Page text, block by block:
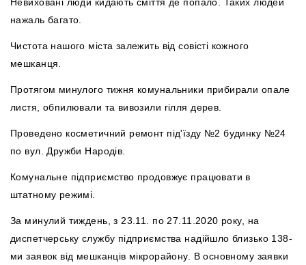
нажаль багато.
Чистота нашого міста залежить від совісті кожного
мешканця.
Протягом минулого тижня комунальники прибирали опале
листя, обпилювали та вивозили гілля дерев.
Проведено косметичний ремонт під'їзду №2 будинку №24
по вул. Дружби Народів.
Комунальне підприємство продовжує працювати в
штатному режимі.
За минулий тиждень, з 23.11. по 27.11.2020 року, на
диспетчерську службу підприємства надійшло близько 138-
ми заявок від мешканців мікрорайону. В основному заявки